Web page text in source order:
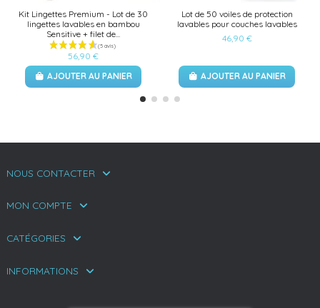
Kit Lingettes Premium - Lot de 30
lingettes lavables en bambou
Sensitive + filet de...
56,90 €
AJOUTER AU PANIER
Lot de 50 voiles de protection
lavables pour couches lavables
46,90 €
AJOUTER AU PANIER
NOUS CONTACTER
MON COMPTE
CATÉGORIES
INFORMATIONS